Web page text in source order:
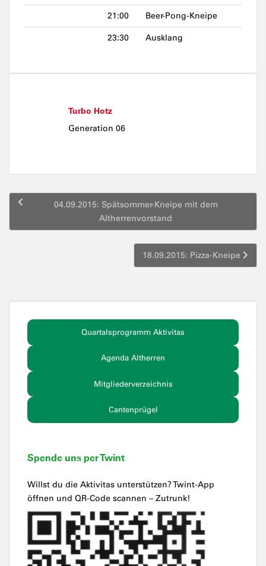
21:00 Beer-Pong-Kneipe
23:30 Ausklang
Turbo Hotz
Generation 06
Beitragsnavigation
04.09.2015: Spätsommer-Kneipe mit dem
Altherrenvorstand
18.09.2015: Pizza-Kneipe
Quartalsprogramm Aktivitas
Agenda Altherren
Mitgliederverzeichnis
Cantenprügel
Spende uns per Twint
Willst du die Aktivitas unterstützen? Twint-App
öffnen und QR-Code scannen – Zutrunk!